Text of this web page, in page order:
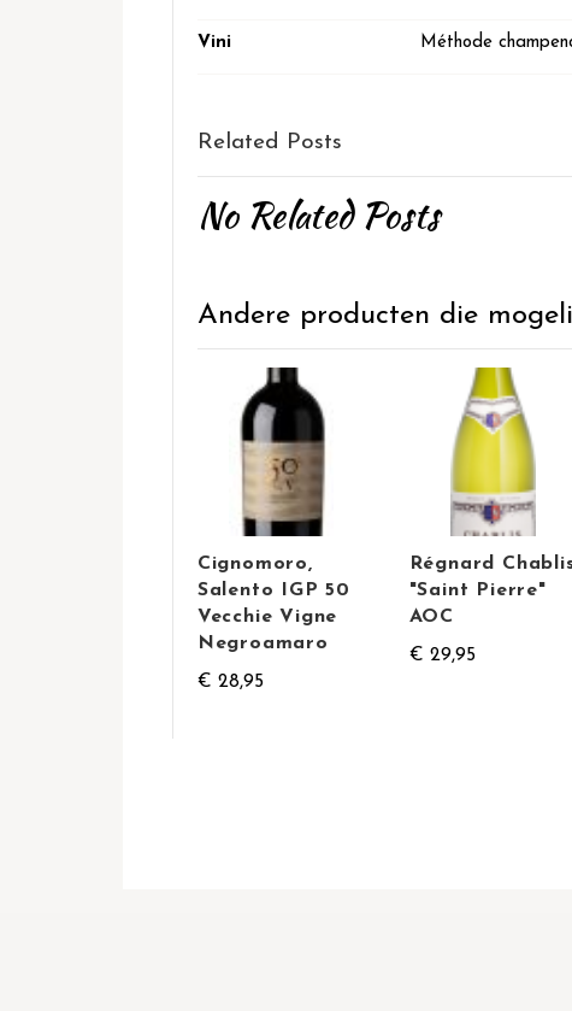
Vini Méthode
Related Posts
No Related Posts
Andere producten die
Cignomoro,
Salento IGP 50
Vecchie Vigne
Negroamaro
€ 28,95
Régnard
"Saint Pierre"
AOC
€ 29,95